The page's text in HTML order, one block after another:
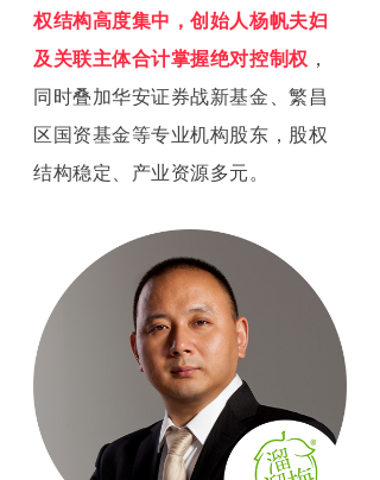
权结构高度集中，创始人杨帆夫妇
及关联主体合计掌握绝对控制权 ，
同时叠加华安证券战新基金、繁昌
区国资基金等专业机构股东，股权
结构稳定、产业资源多元。